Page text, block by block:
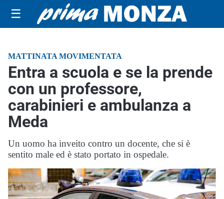
☰
MATTINATA MOVIMENTATA
Entra a scuola e se la prende
con un professore,
carabinieri e ambulanza a
Meda
Un uomo ha inveito contro un docente, che si è
sentito male ed è stato portato in ospedale.